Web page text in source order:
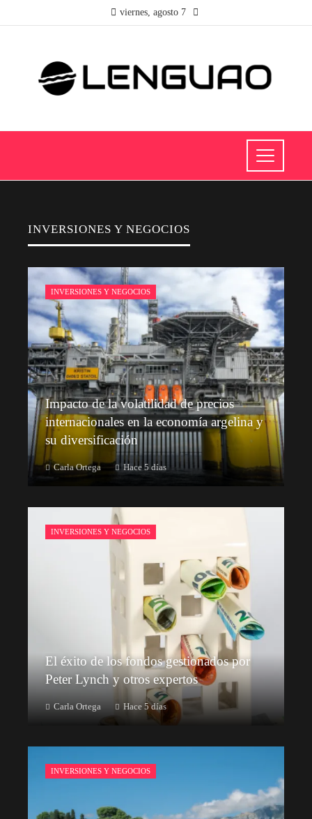
viernes, agosto 7
INVERSIONES Y NEGOCIOS
INVERSIONES Y NEGOCIOS
Impacto de la volatilidad de precios
internacionales en la economía argelina y
su diversificación
Carla Ortega Hace 5 días
INVERSIONES Y NEGOCIOS
El éxito de los fondos gestionados por
Peter Lynch y otros expertos
Carla Ortega Hace 5 días
INVERSIONES Y NEGOCIOS